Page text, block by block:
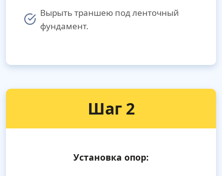
Вырыть траншею под ленточный
фундамент.
Шаг 2
Установка опор: